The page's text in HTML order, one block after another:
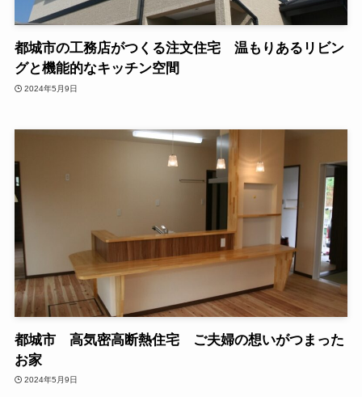
都城市の工務店がつくる注文住宅 温もりあるリビン
グと機能的なキッチン空間
2024年5月9日
都城市 高気密高断熱住宅 ご夫婦の想いがつまった
お家
2024年5月9日